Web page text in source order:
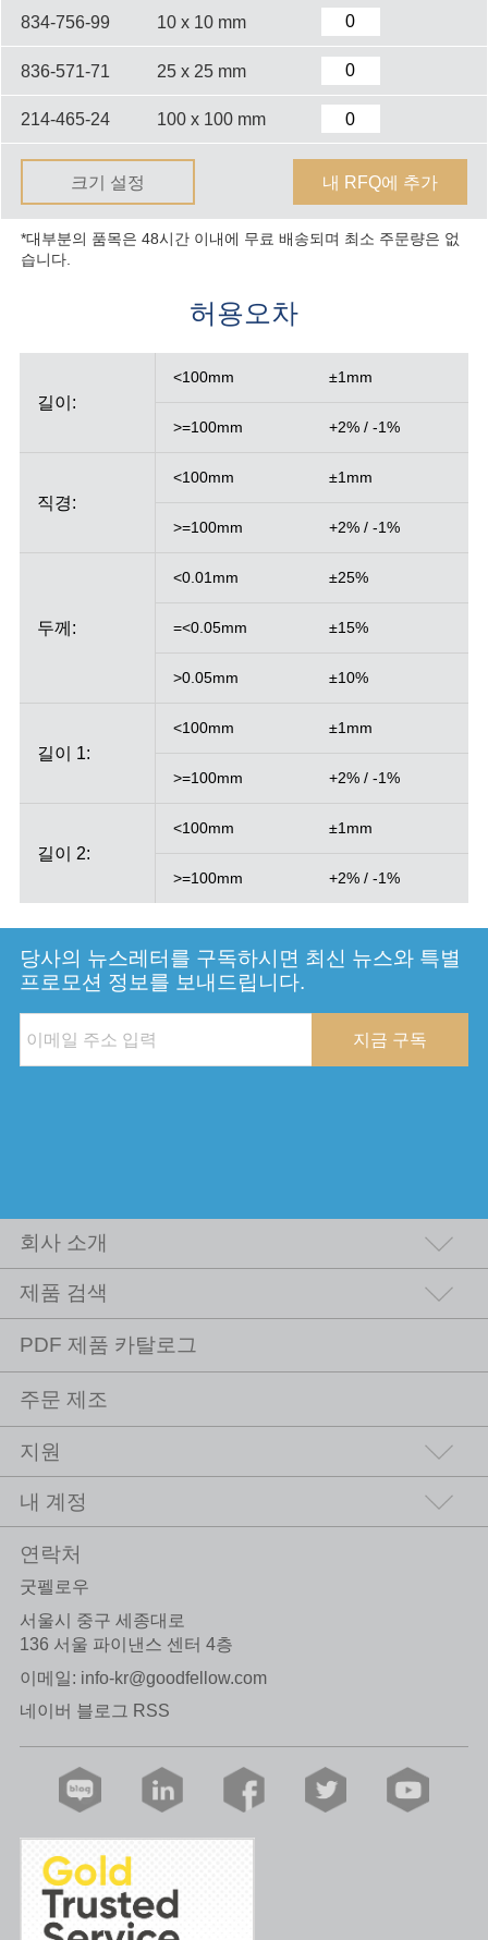
834-756-99 10 x 10 mm
836-571-71 25 x 25 mm
214-465-24 100 x 100 mm
크기 설정 내 RFQ에 추가
*대부분의 품목은 48시간 이내에 무료 배송되며 최소 주문량은 없
습니다.
허용오차
길이:
<100mm ±1mm
>=100mm +2% / -1%
직경:
<100mm ±1mm
>=100mm +2% / -1%
두께:
<0.01mm ±25%
=<0.05mm ±15%
>0.05mm ±10%
길이 1:
<100mm ±1mm
>=100mm +2% / -1%
길이 2:
<100mm ±1mm
>=100mm +2% / -1%
당사의 뉴스레터를 구독하시면 최신 뉴스와 특별
프로모션 정보를 보내드립니다.
지금 구독
회사 소개
제품 검색
PDF 제품 카탈로그
주문 제조
지원
내 계정
연락처
굿펠로우
서울시 중구 세종대로
136 서울 파이낸스 센터 4층
이메일: info-kr@goodfellow.com
네이버 블로그 RSS